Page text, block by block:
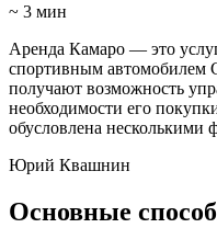
~ 3 мин
Аренда Камаро — это
спортивным автомобилем
получают возможность
необходимости его
обусловлена несколькими
Юрий Квашнин
Основные